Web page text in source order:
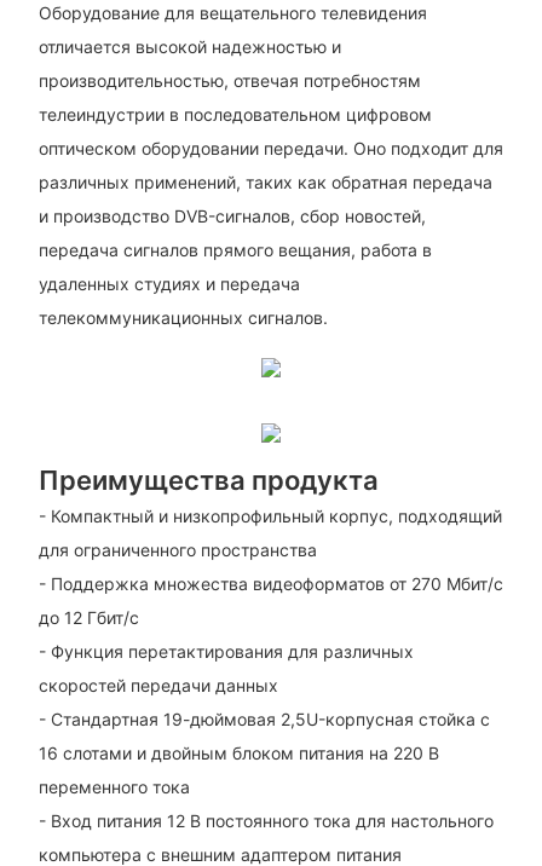
Оборудование для вещательного телевидения
отличается высокой надежностью и
производительностью, отвечая потребностям
телеиндустрии в последовательном цифровом
оптическом оборудовании передачи. Оно подходит для
различных применений, таких как обратная передача
и производство DVB-сигналов, сбор новостей,
передача сигналов прямого вещания, работа в
удаленных студиях и передача
телекоммуникационных сигналов.
Преимущества продукта
- Компактный и низкопрофильный корпус, подходящий
для ограниченного пространства
- Поддержка множества видеоформатов от 270 Мбит/с
до 12 Гбит/с
- Функция перетактирования для различных
скоростей передачи данных
- Стандартная 19-дюймовая 2,5U-корпусная стойка с
16 слотами и двойным блоком питания на 220 В
переменного тока
- Вход питания 12 В постоянного тока для настольного
компьютера с внешним адаптером питания